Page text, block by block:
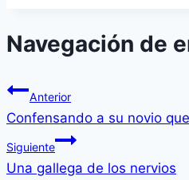
Navegación de
Anterior
Confensando a su novio
Siguiente
Una gallega de los nervios